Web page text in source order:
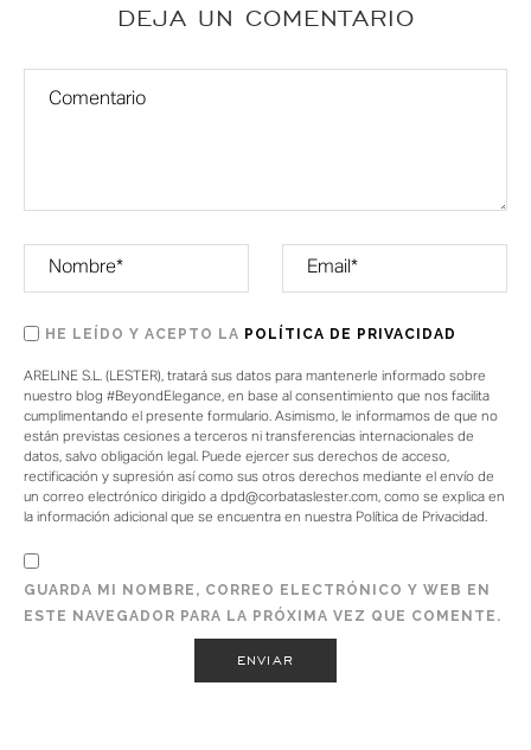
DEJA UN COMENTARIO
HE LEÍDO Y ACEPTO LA POLÍTICA DE PRIVACIDAD
ARELINE S.L. (LESTER), tratará sus datos para mantenerle informado sobre
nuestro blog #BeyondElegance, en base al consentimiento que nos facilita
cumplimentando el presente formulario. Asimismo, le informamos de que no
están previstas cesiones a terceros ni transferencias internacionales de
datos, salvo obligación legal. Puede ejercer sus derechos de acceso,
rectificación y supresión así como sus otros derechos mediante el envío de
un correo electrónico dirigido a dpd@corbataslester.com, como se explica en
la información adicional que se encuentra en nuestra Política de Privacidad.
GUARDA MI NOMBRE, CORREO ELECTRÓNICO Y WEB EN
ESTE NAVEGADOR PARA LA PRÓXIMA VEZ QUE COMENTE.